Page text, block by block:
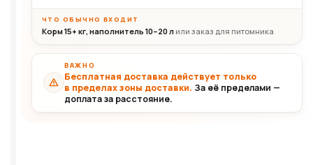
ЧТО ОБЫЧНО ВХОДИТ
Корм 15+ кг, наполнитель 10–20 л или заказ для питомника
ВАЖНО
Бесплатная доставка действует только
в пределах зоны доставки. За её пределами —
доплата за расстояние.